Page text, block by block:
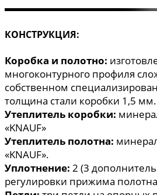
КОНСТРУКЦИЯ:
Коробка и полотно:
многоконтурного профиля
собственном
толщина стали коробки 1,5 мм.
Утеплитель коробки:
«KNAUF»
Утеплитель полотна:
«KNAUF».
Уплотнение: 2 (3
регулировки прижима